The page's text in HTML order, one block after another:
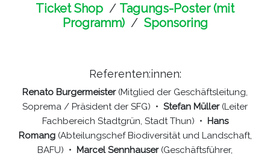
Ticket Shop / Tagungs-Poster (mit
Programm)/ Sponsoring
Referenten:innen:
Renato Burgermeister (Mitglied der Geschäftsleitung,
Soprema / Präsident der SFG) • Stefan Müller(Leiter
Fachbereich Stadtgrün, Stadt Thun) • Hans
Romang (Abteilungschef Biodiversität und Landschaft,
BAFU) • Marcel Sennhauser (Geschäftsführer,